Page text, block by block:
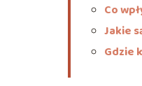
Co
Jakie
Gdzie